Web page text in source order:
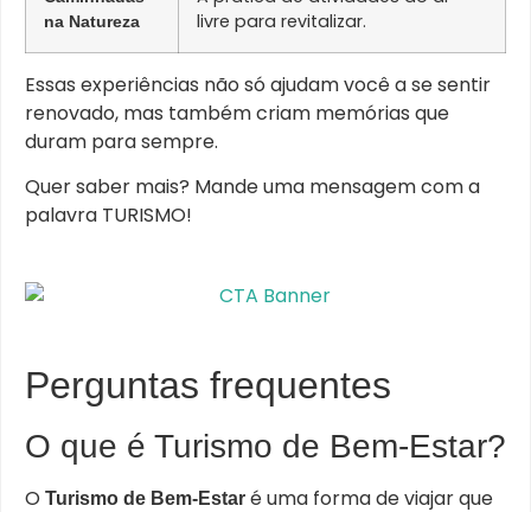
na Natureza
livre para revitalizar.
Essas experiências não só ajudam você a se sentir
renovado, mas também criam memórias que
duram para sempre.
Quer saber mais? Mande uma mensagem com a
palavra TURISMO!
Perguntas frequentes
O que é Turismo de Bem-Estar?
O Turismo de Bem-Estar é uma forma de viajar que